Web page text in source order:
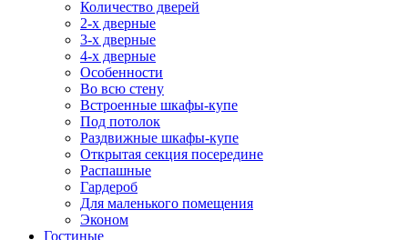
Количество дверей
2-х дверные
3-х дверные
4-х дверные
Особенности
Во всю стену
Встроенные шкафы-купе
Под потолок
Раздвижные шкафы-купе
Открытая секция посередине
Распашные
Гардероб
Для маленького помещения
Эконом
Гостиные